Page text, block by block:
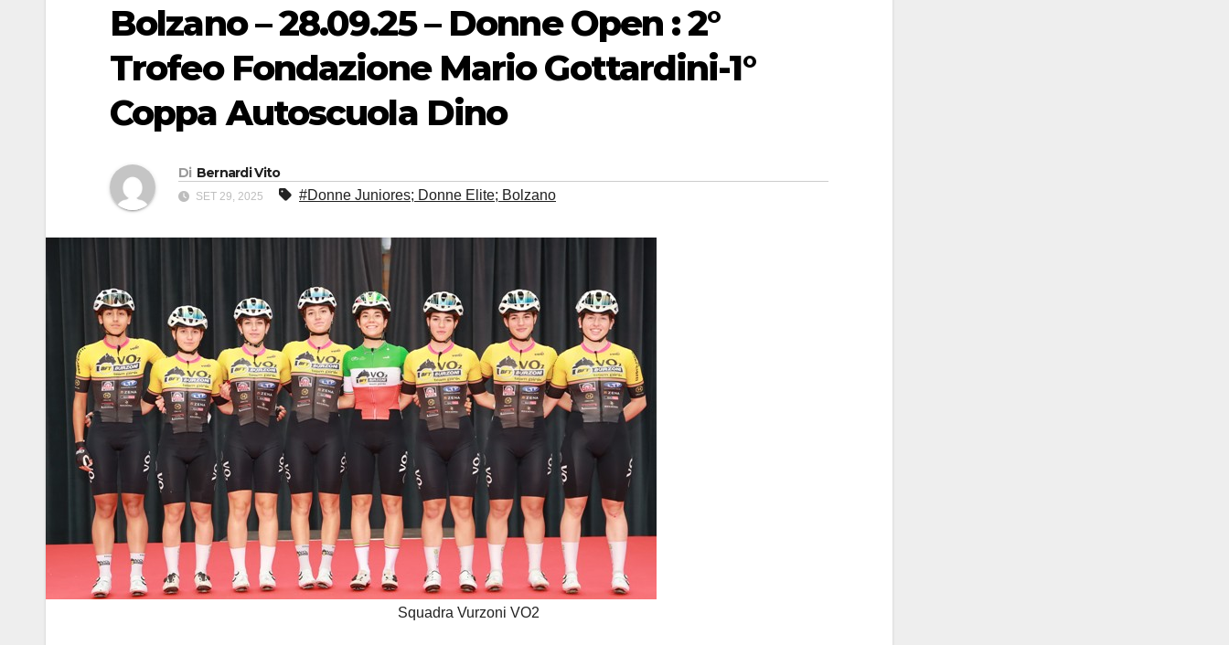
Bolzano – 28.09.25 – Donne Open : 2°
Trofeo Fondazione Mario Gottardini-1°
Coppa Autoscuola Dino
Di Bernardi Vito
SET 29, 2025 #Donne Juniores; Donne Elite; Bolzano
Squadra Vurzoni VO2